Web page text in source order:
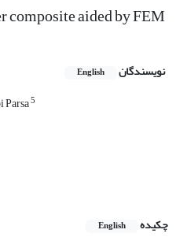
aided by FEM
نویسندگان English
5
چکیده
English